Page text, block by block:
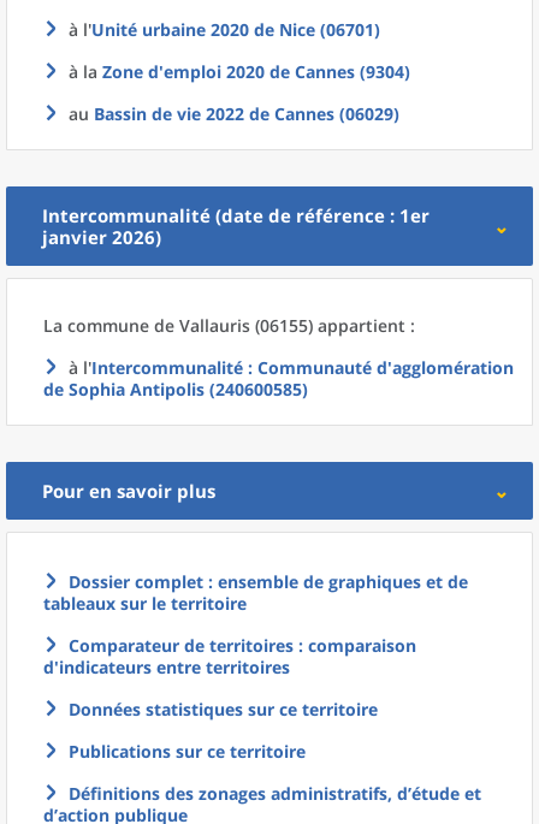
à l'Unité urbaine 2020 de Nice (06701)
à la Zone d'emploi 2020 de Cannes (9304)
au Bassin de vie 2022 de Cannes (06029)
Intercommunalité (date de référence : 1er
janvier 2026)
La commune de Vallauris (06155) appartient :
à l'Intercommunalité : Communauté d'agglomération
de Sophia Antipolis (240600585)
Pour en savoir plus
Dossier complet : ensemble de graphiques et de
tableaux sur le territoire
Comparateur de territoires : comparaison
d'indicateurs entre territoires
Données statistiques sur ce territoire
Publications sur ce territoire
Définitions des zonages administratifs, d’étude et
d’action publique